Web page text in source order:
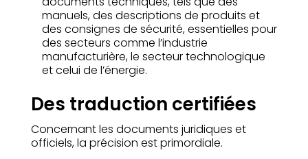
manuels, des descriptions de produits et
des consignes de sécurité, essentielles pour
des secteurs comme l’industrie
manufacturière, le secteur technologique
et celui de l’énergie.
Des traduction certifiées
Concernant les documents juridiques et
officiels, la précision est primordiale.